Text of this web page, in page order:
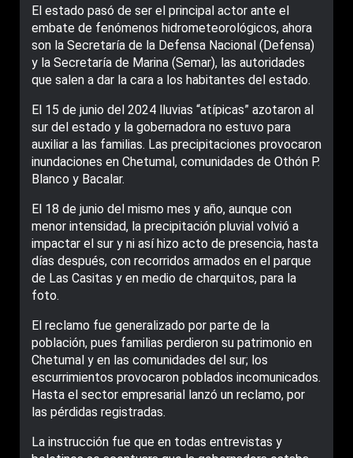
El estado pasó de ser el principal actor ante el
embate de fenómenos hidrometeorológicos, ahora
son la Secretaría de la Defensa Nacional (Defensa)
y la Secretaría de Marina (Semar), las autoridades
que salen a dar la cara a los habitantes del estado.
El 15 de junio del 2024 lluvias “atípicas” azotaron al
sur del estado y la gobernadora no estuvo para
auxiliar a las familias. Las precipitaciones provocaron
inundaciones en Chetumal, comunidades de Othón P.
Blanco y Bacalar.
El 18 de junio del mismo mes y año, aunque con
menor intensidad, la precipitación pluvial volvió a
impactar el sur y ni así hizo acto de presencia, hasta
días después, con recorridos armados en el parque
de Las Casitas y en medio de charquitos, para la
foto.
El reclamo fue generalizado por parte de la
población, pues familias perdieron su patrimonio en
Chetumal y en las comunidades del sur; los
escurrimientos provocaron poblados incomunicados.
Hasta el sector empresarial lanzó un reclamo, por
las pérdidas registradas.
La instrucción fue que en todas entrevistas y